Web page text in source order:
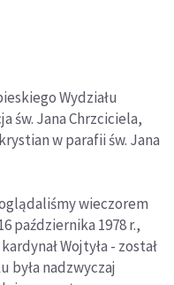
Wydziału
św. Jana Chrzciciela,
w parafii św. Jana
wieczorem
października 1978 r.,
Wojtyła - został
była nadzwyczaj